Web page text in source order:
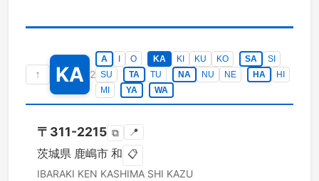
↑ KA 2
A O KA KI KU KO SA
SI
SU
TA TU NA NU NE HA
HI
MI
YA WA
〒 311-2215 ⧉ 📍
茨城県 鹿嶋市 和 📋
IBARAKI KEN KASHIMA SHI KAZU